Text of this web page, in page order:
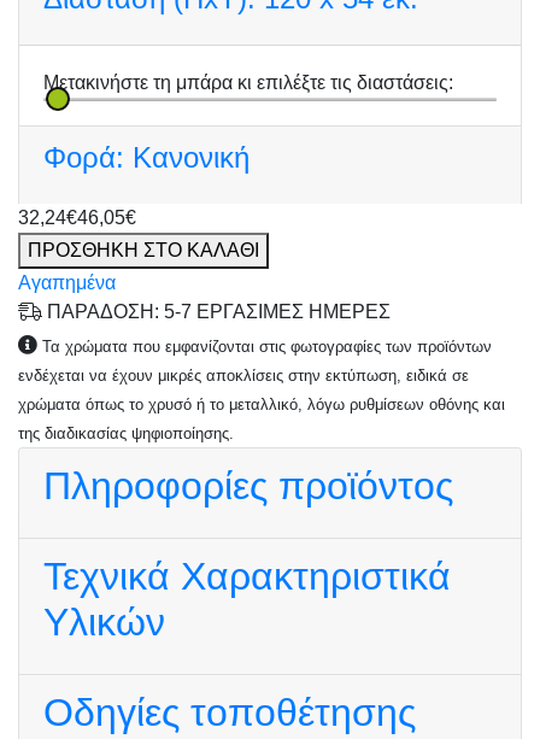
Μετακινήστε τη μπάρα κι επιλέξτε τις διαστάσεις:
Φορά: Κανονική
32,24€46,05€
ΠΡΟΣΘΗΚΗ ΣΤΟ ΚΑΛΑΘΙ
Αγαπημένα
ΠΑΡΑΔΟΣΗ: 5-7 ΕΡΓΑΣΙΜΕΣ ΗΜΕΡΕΣ
Τα χρώματα που εμφανίζονται στις φωτογραφίες των προϊόντων
ενδέχεται να έχουν μικρές αποκλίσεις στην εκτύπωση, ειδικά σε
χρώματα όπως το χρυσό ή το μεταλλικό, λόγω ρυθμίσεων οθόνης και
της διαδικασίας ψηφιοποίησης.
Πληροφορίες προϊόντος
Τεχνικά Χαρακτηριστικά
Υλικών
Οδηγίες τοποθέτησης